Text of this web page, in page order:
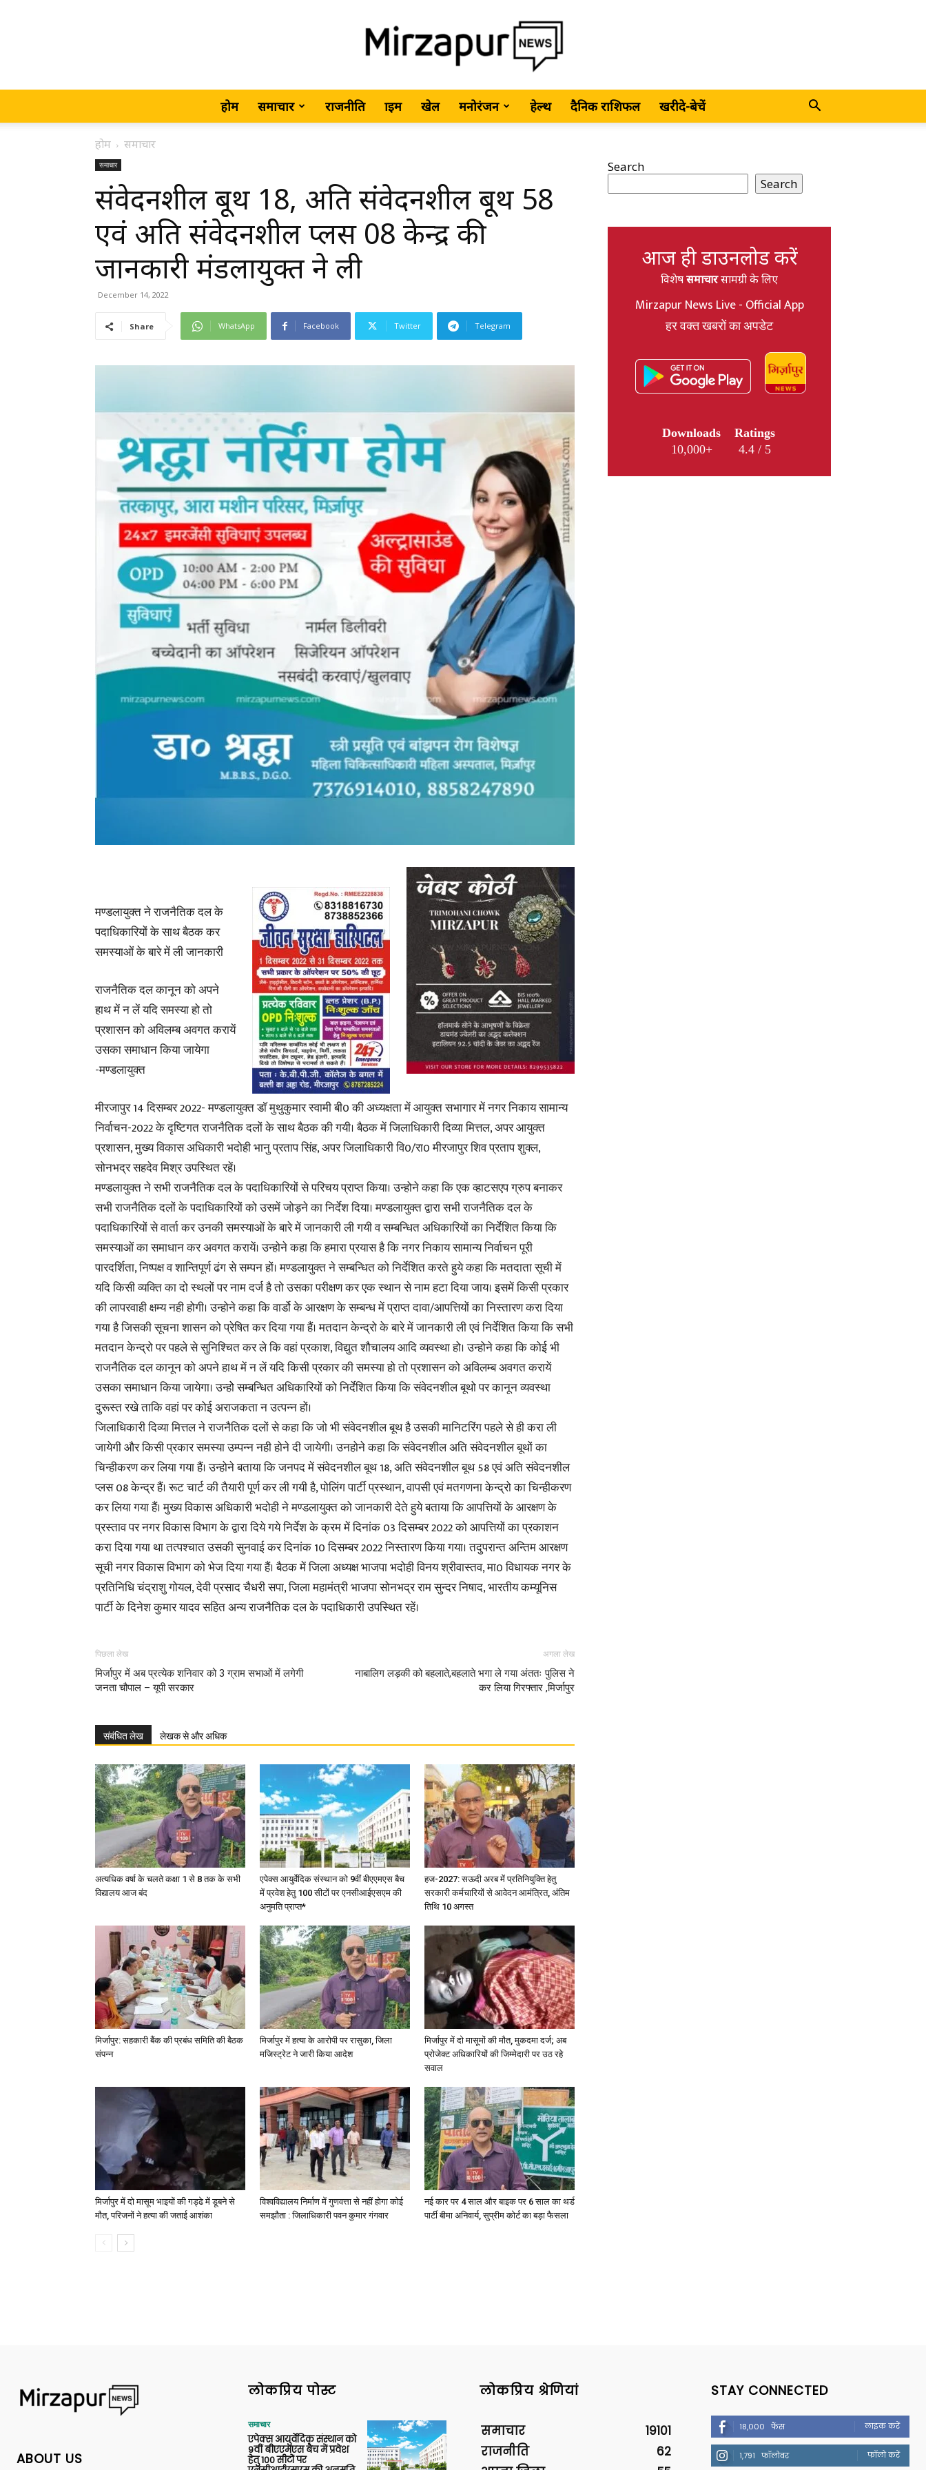
MirzapurNews.com
•
Latest
News
in
Hindi,
Hindi
News
Paper
होम समाचार राजनीति क्राइम खेल मनोरंजन हेल्थ दैनिक राशिफल खरीदे-बेचें
होम समाचार
समाचार
संवेदनशील बूथ 18, अति संवेदनशील बूथ 58
एवं अति संवेदनशील प्लस 08 केन्द्र की
जानकारी मंडलायुक्त ने ली
December 14, 2022
Share WhatsApp Facebook Twitter Telegram
मण्डलायुक्त ने राजनैतिक दल के
पदाधिकारियों के साथ बैठक कर
समस्याओं के बारे में ली जानकारी
राजनैतिक दल कानून को अपने
हाथ में न लें यदि समस्या हो तो
प्रशासन को अविलम्ब अवगत करायें
उसका समाधान किया जायेगा
-मण्डलायुक्त
मीरजापुर 14 दिसम्बर 2022- मण्डलायुक्त डाॅ मुथुकुमार स्वामी बी0 की अध्यक्षता में आयुक्त सभागार में नगर निकाय सामान्य
निर्वाचन-2022 के दृष्टिगत राजनैतिक दलों के साथ बैठक की गयी। बैठक में जिलाधिकारी दिव्या मित्तल, अपर आयुक्त
प्रशासन, मुख्य विकास अधिकारी भदोही भानु प्रताप सिंह, अपर जिलाधिकारी वि0/रा0 मीरजापुर शिव प्रताप शुक्ल,
सोनभद्र सहदेव मिश्र उपस्थित रहें।
मण्डलायुक्त ने सभी राजनैतिक दल के पदाधिकारियों से परिचय प्राप्त किया। उन्होने कहा कि एक व्हाटसएप ग्रुप बनाकर
सभी राजनैतिक दलों के पदाधिकारियों को उसमें जोड़ने का निर्देश दिया। मण्डलायुक्त द्वारा सभी राजनैतिक दल के
पदाधिकारियों से वार्ता कर उनकी समस्याओं के बारे में जानकारी ली गयी व सम्बन्धित अधिकारियों का निर्देशित किया कि
समस्याओं का समाधान कर अवगत करायें। उन्होने कहा कि हमारा प्रयास है कि नगर निकाय सामान्य निर्वाचन पूरी
पारदर्शिता, निष्पक्ष व शान्तिपूर्ण ढंग से सम्पन हों। मण्डलायुक्त ने सम्बन्धित को निर्देशित करते हुये कहा कि मतदाता सूची में
यदि किसी व्यक्ति का दो स्थलों पर नाम दर्ज है तो उसका परीक्षण कर एक स्थान से नाम हटा दिया जाय। इसमें किसी प्रकार
की लापरवाही क्षम्य नही होगी। उन्होने कहा कि वार्डो के आरक्षण के सम्बन्ध में प्राप्त दावा/आपत्तियों का निस्तारण करा दिया
गया है जिसकी सूचना शासन को प्रेषित कर दिया गया हैं। मतदान केन्द्रो के बारे में जानकारी ली एवं निर्देशित किया कि सभी
मतदान केन्द्रो पर पहले से सुनिश्चित कर ले कि वहां प्रकाश, विद्युत शौचालय आदि व्यवस्था हो। उन्होने कहा कि कोई भी
राजनैतिक दल कानून को अपने हाथ में न लें यदि किसी प्रकार की समस्या हो तो प्रशासन को अविलम्ब अवगत करायें
उसका समाधान किया जायेगा। उन्होे सम्बन्धित अधिकारियों को निर्देशित किया कि संवेदनशील बूथो पर कानून व्यवस्था
दुरूस्त रखे ताकि वहां पर कोई अराजकता न उत्पन्न हों।
जिलाधिकारी दिव्या मित्तल ने राजनैतिक दलों से कहा कि जो भी संवेदनशील बूथ है उसकी मानिटरिंग पहले से ही करा ली
जायेगी और किसी प्रकार समस्या उम्पन्न नही होने दी जायेगी। उनहोने कहा कि संवेदनशील अति संवेदनशील बूथों का
चिन्हीकरण कर लिया गया हैं। उन्होने बताया कि जनपद में संवेदनशील बूथ 18, अति संवेदनशील बूथ 58 एवं अति संवेदनशील
प्लस 08 केन्द्र हैं। रूट चार्ट की तैयारी पूर्ण कर ली गयी है, पोलिंग पार्टी प्रस्थान, वापसी एवं मतगणना केन्द्रो का चिन्हीकरण
कर लिया गया हैं। मुख्य विकास अधिकारी भदोही ने मण्डलायुक्त को जानकारी देते हुये बताया कि आपत्तियों के आरक्षण के
प्रस्ताव पर नगर विकास विभाग के द्वारा दिये गये निर्देश के क्रम में दिनांक 03 दिसम्बर 2022 को आपत्तियों का प्रकाशन
करा दिया गया था तत्पश्चात उसकी सुनवाई कर दिनांक 10 दिसम्बर 2022 निस्तारण किया गया। तदुपरान्त अन्तिम आरक्षण
सूची नगर विकास विभाग को भेज दिया गया हैं। बैठक में जिला अध्यक्ष भाजपा भदोही विनय श्रीवास्तव, मा0 विधायक नगर के
प्रतिनिधि चंद्राशु गोयल, देवी प्रसाद चैधरी सपा, जिला महामंत्री भाजपा सोनभद्र राम सुन्दर निषाद, भारतीय कम्यूनिस
पार्टी के दिनेश कुमार यादव सहित अन्य राजनैतिक दल के पदाधिकारी उपस्थित रहें।
पिछला लेख
मिर्जापुर में अब प्रत्येक शनिवार को 3 ग्राम सभाओं में लगेगी
जनता चौपाल – यूपी सरकार
अगला लेख
नाबालिग लड़की को बहलाते,बहलाते भगा ले गया अंततः पुलिस ने
कर लिया गिरफ्तार ,मिर्जापुर
संबंधित लेख लेखक से और अधिक
अत्यधिक वर्षा के चलते कक्षा 1 से 8 तक के सभी
विद्यालय आज बंद
एपेक्स आयुर्वेदिक संस्थान को 9वीं बीएएमएस बैच
में प्रवेश हेतु 100 सीटों पर एनसीआईएसएम की
अनुमति प्राप्त*
हज-2027: सऊदी अरब में प्रतिनियुक्ति हेतु
सरकारी कर्मचारियों से आवेदन आमंत्रित, अंतिम
तिथि 10 अगस्त
मिर्जापुर: सहकारी बैंक की प्रबंध समिति की बैठक
संपन्न
मिर्जापुर में हत्या के आरोपी पर रासुका, जिला
मजिस्ट्रेट ने जारी किया आदेश
मिर्जापुर में दो मासूमों की मौत, मुकदमा दर्ज; अब
प्रोजेक्ट अधिकारियों की जिम्मेदारी पर उठ रहे
सवाल
मिर्जापुर में दो मासूम भाइयों की गड्ढे में डूबने से
मौत, परिजनों ने हत्या की जताई आशंका
विश्वविद्यालय निर्माण में गुणवत्ता से नहीं होगा कोई
समझौता : जिलाधिकारी पवन कुमार गंगवार
नई कार पर 4 साल और बाइक पर 6 साल का थर्ड
पार्टी बीमा अनिवार्य, सुप्रीम कोर्ट का बड़ा फैसला
Search
Search
आज ही डाउनलोड करें
विशेषसमाचारसामग्री के लिए
Mirzapur News Live - Official App
हर वक्त खबरों का अपडेट
Downloads
10,000+
Ratings
4.4 / 5
ABOUT US
लोकप्रिय पोस्ट
समाचार
एपेक्स आयुर्वेदिक संस्थान को
9वीं बीएएमएस बैच में प्रवेश
हेतु 100 सीटों पर
लोकप्रिय श्रेणियां
समाचार
19101
राजनीति
62
STAY CONNECTED
18,000 फैंस लाइक करें
1,791 फॉलोवर फॉलो करें